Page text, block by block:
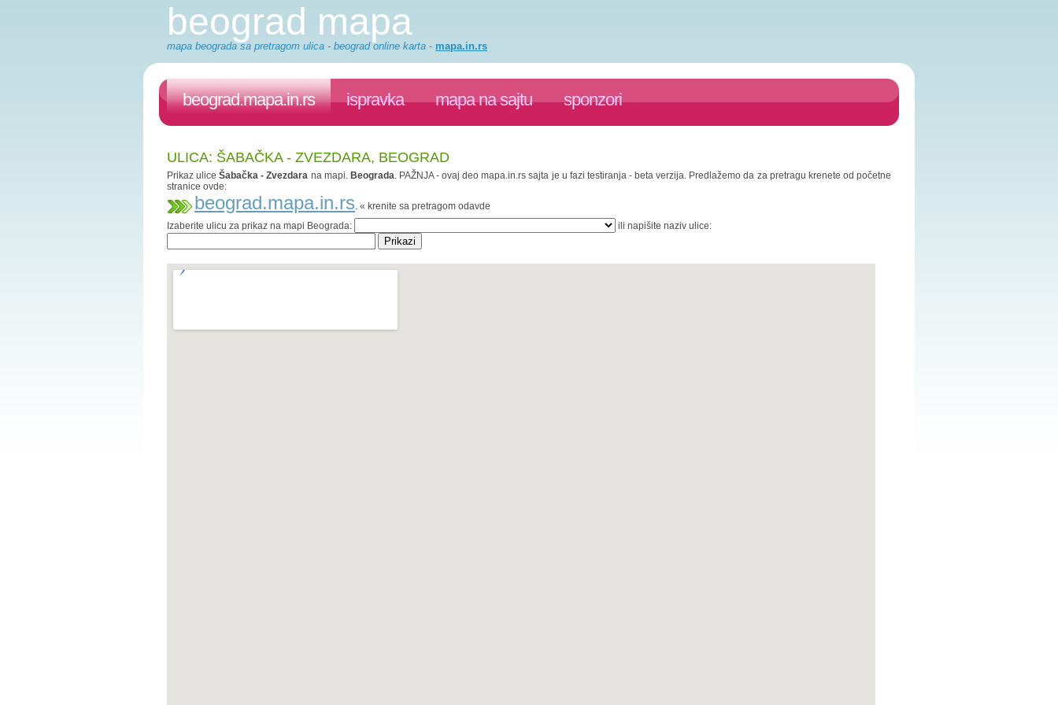
beograd mapa
mapa beograda sa pretragom ulica - beograd online karta - mapa.in.rs
beograd.mapa.in.rs ispravka mapa na sajtu sponzori
ULICA: ŠABAČKA - ZVEZDARA, BEOGRAD
Prikaz uliceŠabačka - Zvezdara na mapi. Beograda. PAŽNJA - ovaj deo mapa.in.rs sajta je u fazi testiranja - beta verzija. Predlažemo da za pretragu krenete od početne
stranice ovde:
beograd.mapa.in.rs. « krenite sa pretragom odavde
Izaberite ulicu za prikaz na mapi Beograda:
ili napišite naziv ulice: